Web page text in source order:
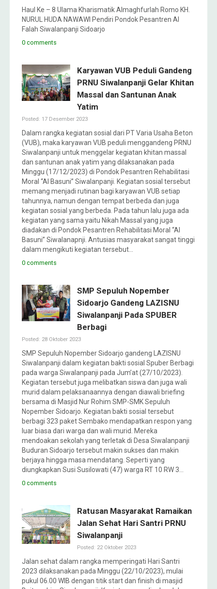
Haul Ke – 8 Ulama Kharismatik Almaghfurlah Romo KH.
NURUL HUDA NAWAWI Pendiri Pondok Pesantren Al
Falah Siwalanpanji Sidoarjo
0 comments
Karyawan VUB Peduli Gandeng
PRNU Siwalanpanji Gelar Khitan
Massal dan Santunan Anak
Yatim
Posted: 17 Desember 2023
Dalam rangka kegiatan sosial dari PT Varia Usaha Beton
(VUB), maka karyawan VUB peduli menggandeng PRNU
Siwalanpanji untuk menggelar kegiatan khitan massal
dan santunan anak yatim yang dilaksanakan pada
Minggu (17/12/2023) di Pondok Pesantren Rehabilitasi
Moral “Al Basuni” Siwalanpanji. Kegiatan sosial tersebut
memang menjadi rutinan bagi karyawan VUB setiap
tahunnya, namun dengan tempat berbeda dan juga
kegiatan sosial yang berbeda. Pada tahun lalu juga ada
kegiatan yang sama yaitu Nikah Massal yang juga
diadakan di Pondok Pesantren Rehabilitasi Moral “Al
Basuni” Siwalanapnji. Antusias masyarakat sangat tinggi
dalam mengikuti kegiatan tersebut…
0 comments
SMP Sepuluh Nopember
Sidoarjo Gandeng LAZISNU
Siwalanpanji Pada SPUBER
Berbagi
Posted: 28 Oktober 2023
SMP Sepuluh Nopember Sidoarjo gandeng LAZISNU
Siwalanpanji dalam kegiatan bakti sosial Spuber Berbagi
pada warga Siwalanpanji pada Jum’at (27/10/2023).
Kegiatan tersebut juga melibatkan siswa dan juga wali
murid dalam pelaksanaannya dengan diawali briefing
bersama di Masjid Nur Rohim SMP-SMK Sepuluh
Nopember Sidoarjo. Kegiatan bakti sosial tersebut
berbagi 323 paket Sembako mendapatkan respon yang
luar biasa dari warga dan wali murid. Mereka
mendoakan sekolah yang terletak di Desa Siwalanpanji
Buduran Sidoarjo tersebut makin sukses dan makin
berjaya hingga masa mendatang. Seperti yang
diungkapkan Susi Susilowati (47) warga RT 10 RW 3…
0 comments
Ratusan Masyarakat Ramaikan
Jalan Sehat Hari Santri PRNU
Siwalanpanji
Posted: 22 Oktober 2023
Jalan sehat dalam rangka memperingati Hari Santri
2023 dilaksanakan pada Minggu (22/10/2023), mulai
pukul 06.00 WIB dengan titik start dan finish di masjid